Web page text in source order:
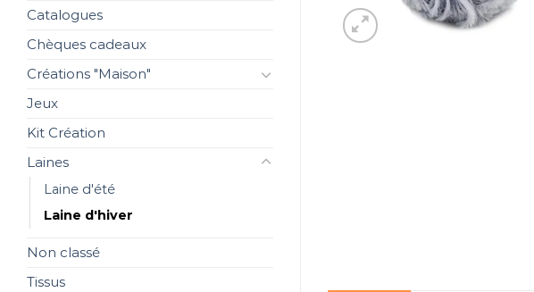
Catalogues
Chèques cadeaux
Créations "Maison"
Jeux
Kit Création
Laines
Laine d'été
Laine d'hiver
Non classé
Tissus